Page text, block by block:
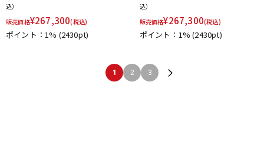
込）
販売価格¥267,300(税込)
ポイント：1% (2430pt)
込）
販売価格¥267,300(税込)
ポイント：1%(2430pt)
1 2 3